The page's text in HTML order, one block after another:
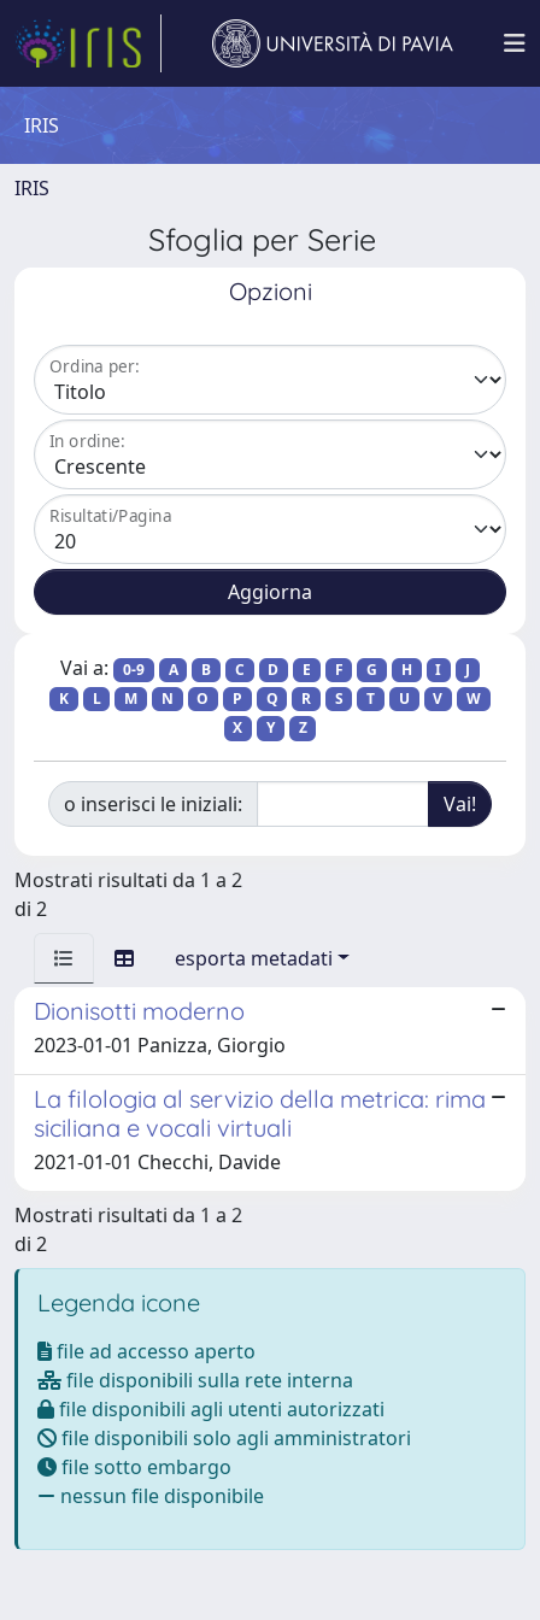
IRIS
IRIS
Sfoglia per Serie
Opzioni
Ordina per:
In ordine:
Risultati/Pagina
Vai a: 0-9 A B C D E F G H I
J
K
L M N O P Q R S T U V
W
X
Y Z
o inserisci le iniziali:
Mostrati risultati da 1 a 2
di 2
esporta metadati
Dionisotti moderno
2023-01-01 Panizza, Giorgio
La filologia al servizio della metrica: rima
siciliana e vocali virtuali
2021-01-01 Checchi, Davide
Mostrati risultati da 1 a 2
di 2
Legenda icone
file ad accesso aperto
file disponibili sulla rete interna
file disponibili agli utenti autorizzati
file disponibili solo agli amministratori
file sotto embargo
nessun file disponibile